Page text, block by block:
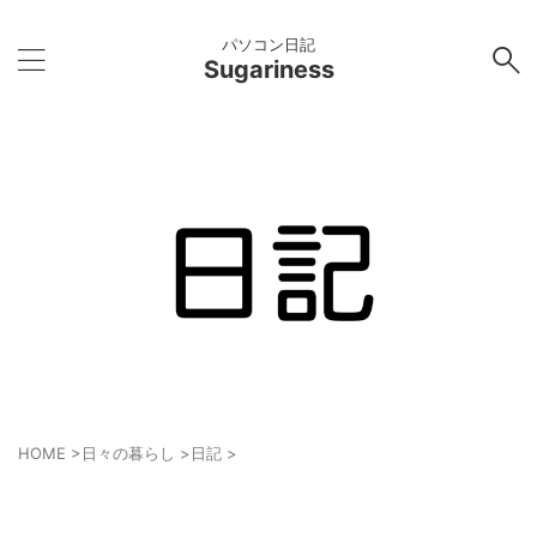
パソコン日記
Sugariness
HOME >日々の暮らし >日記 >